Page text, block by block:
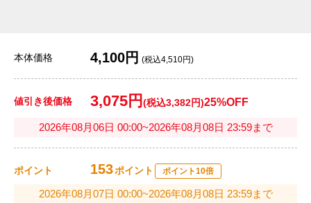
本体価格 4,100円 (税込4,510円)
値引き後価格 3,075円 (税込3,382円)25%OFF
2026年08月06日 00:00~2026年08月08日 23:59まで
ポイント 153ポイント ポイント10倍
2026年08月07日 00:00~2026年08月08日 23:59まで